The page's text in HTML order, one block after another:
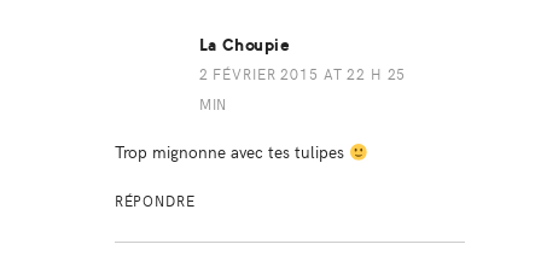
La Choupie
2 FÉVRIER 2015 AT 22 H 25
MIN
Trop mignonne avec tes tulipes
RÉPONDRE